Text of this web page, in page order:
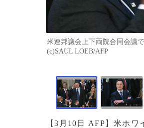
米連邦議会上下両院合同会議
(c)SAUL LOEB/AFP
【3月10日 AFP】米ホ